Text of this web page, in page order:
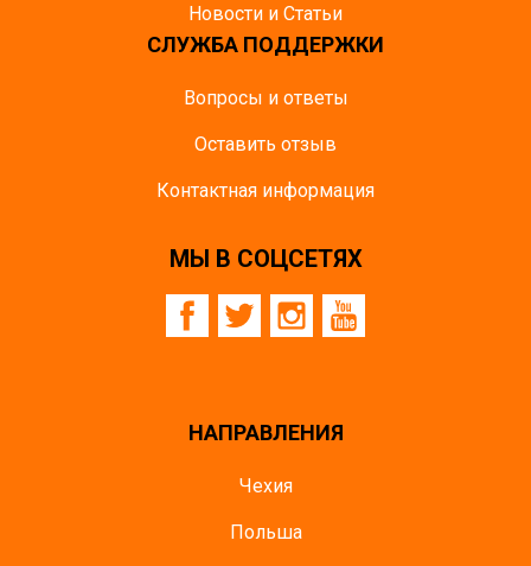
Новости и Статьи
СЛУЖБА ПОДДЕРЖКИ
Вопросы и ответы
Оставить отзыв
Контактная информация
МЫ В СОЦСЕТЯХ
НАПРАВЛЕНИЯ
Чехия
Польша